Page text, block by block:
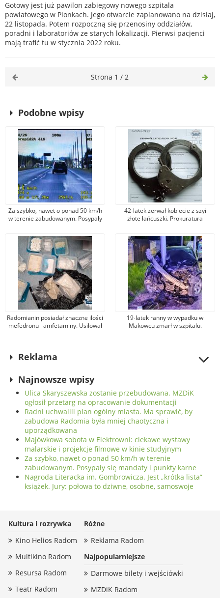
Gotowy jest już pawilon zabiegowy nowego szpitala
powiatowego w Pionkach. Jego otwarcie zaplanowano na dzisiaj,
22 listopada. Potem rozpoczną się przenosiny oddziałów,
poradni i laboratoriów ze starych lokalizacji. Pierwsi pacjenci
mają trafić tu w stycznia 2022 roku.
Strona 1 / 2
Podobne wpisy
Za szybko, nawet o ponad 50 km/h
w terenie zabudowanym. Posypały
42-latek zerwał kobiecie z szyi
złote łańcuszki. Prokuratura
zuchwałej
Radomianin posiadał znaczne ilości
mefedronu i amfetaminy. Usiłował
19-latek ranny w wypadku w
Makowcu zmarł w szpitalu.
Reklama
Najnowsze wpisy
Ulica Skaryszewska zostanie przebudowana. MZDiK
ogłosił przetarg na opracowanie dokumentacji
Radni uchwalili plan ogólny miasta. Ma sprawić, by
zabudowa Radomia była mniej chaotyczna i
uporządkowana
Majówkowa sobota w Elektrowni: ciekawe wystawy
malarskie i projekcje filmowe w kinie studyjnym
Za szybko, nawet o ponad 50 km/h w terenie
zabudowanym. Posypały się mandaty i punkty karne
Nagroda Literacka im. Gombrowicza. Jest „krótka lista”
książek. Jury: połowa to dziwne, osobne, samoswoje
Kultura i rozrywka
Kino Helios Radom
Multikino Radom
Resursa Radom
Teatr Radom
Różne
Reklama Radom
Najpopularniejsze
Darmowe bilety i wejściówki
MZDiK Radom